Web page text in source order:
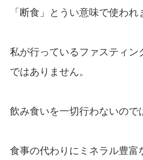
「断食」とうい意味で使われ
私が行っているファスティン
ではありません。
飲み食いを一切行わないので
食事の代わりにミネラル豊富